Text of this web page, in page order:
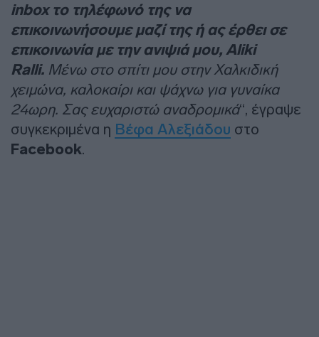
inbox το τηλέφωνό της να
επικοινωνήσουμε μαζί της ή ας έρθει σε
επικοινωνία με την ανιψιά μου, Aliki
Ralli. Μένω στο σπίτι μου στην Χαλκιδική
χειμώνα, καλοκαίρι και ψάχνω για γυναίκα
24ωρη. Σας ευχαριστώ αναδρομικά“, έγραψε
συγκεκριμένα η Βέφα Αλεξιάδου στο
Facebook.